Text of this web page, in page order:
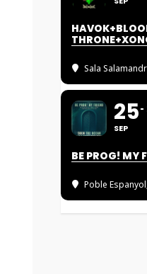
Sala
25
SEP
BE PROG! MY
Poble Espanyol